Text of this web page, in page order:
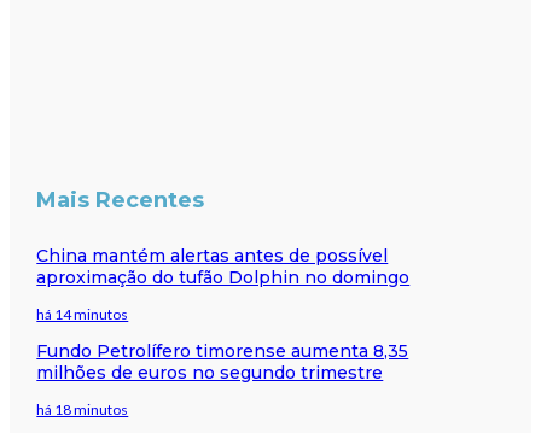
Mais Recentes
China mantém alertas antes de possível
aproximação do tufão Dolphin no domingo
há 14 minutos
Fundo Petrolífero timorense aumenta 8,35
milhões de euros no segundo trimestre
há 18 minutos